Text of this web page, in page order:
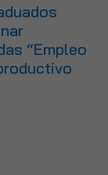
“Empleo